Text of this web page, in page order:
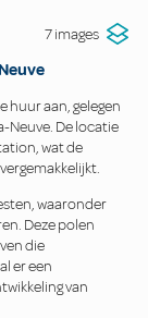
7 images
aan, gelegen
Neuve. De locatie
wat de
waaronder
Deze polen
die
er een
van